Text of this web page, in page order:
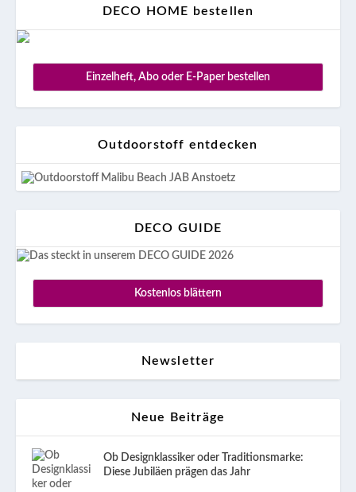
DECO HOME bestellen
Einzelheft, Abo oder E-Paper bestellen
Outdoorstoff entdecken
DECO GUIDE
Kostenlos blättern
Newsletter
Neue Beiträge
Ob Designklassiker oder Traditionsmarke:
Diese Jubiläen prägen das Jahr